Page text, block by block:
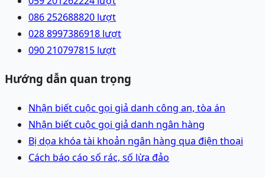
086 252688820 lượt
028 8997386918 lượt
090 210797815 lượt
Hướng dẫn quan trọng
Nhận biết cuộc gọi giả danh công an, tòa án
Nhận biết cuộc gọi giả danh ngân hàng
Bị dọa khóa tài khoản ngân hàng qua điện thoại
Cách báo cáo số rác, số lừa đảo